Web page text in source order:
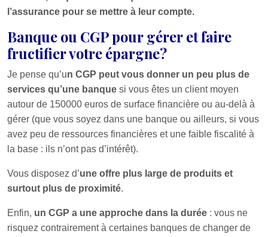
l’assurance pour se mettre à leur compte.
Banque ou CGP pour gérer et faire
fructifier votre épargne?
Je pense qu’un CGP peut vous donner un peu plus de
services qu’une banque si vous êtes un client moyen
autour de 150000 euros de surface financière ou au-delà à
gérer (que vous soyez dans une banque ou ailleurs, si vous
avez peu de ressources financières et une faible fiscalité à
la base : ils n’ont pas d’intérêt).
Vous disposez d’une offre plus large de produits et
surtout plus de proximité.
Enfin, un CGP a une approche dans la durée : vous ne
risquez contrairement à certaines banques de changer de